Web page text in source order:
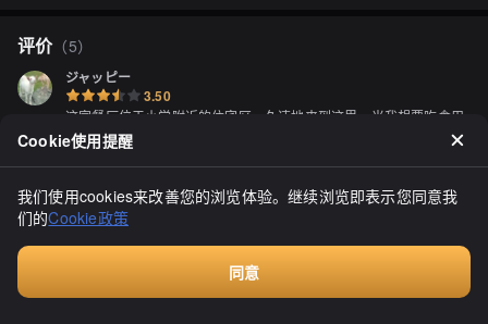
评价（5）
ジャッピー
3.50
这家餐厅位于小学附近的住宅区。久违地来到这里。当我想要吃食用
面包时，我注意到有一款相当大的面包，大概有2斤重。但是，850日
元的丹麦吐司对我来说有点贵重，而450日元的高级法棍面包则是山
形的。由于山形的法棍面包通常比较酥脆，我并不太喜欢，所以我在
犹豫之际，店员主动提醒我说：“我们也有食用面包。”我选择了1斤的
食用面包，价格大概是280日元。此外，我还购买了一款培根面包，
价格是240日元。我将食用面包切厚片烤过，即使是角状的也相当酥
显示全部
Cookie使用提醒
我们使用cookies来改善您的浏览体验。继续浏览即表示您同意我
们的Cookie政策
同意